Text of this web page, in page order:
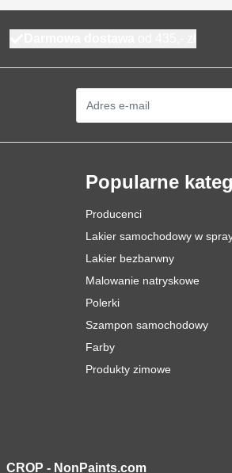
Popularne
Producenci
Lakier samochodowy w
Lakier bezbarwny
Malowanie natryskowe
Polerki
Szampon samochodowy
Farby
Produkty zimowe
CROP - NonPaints.com